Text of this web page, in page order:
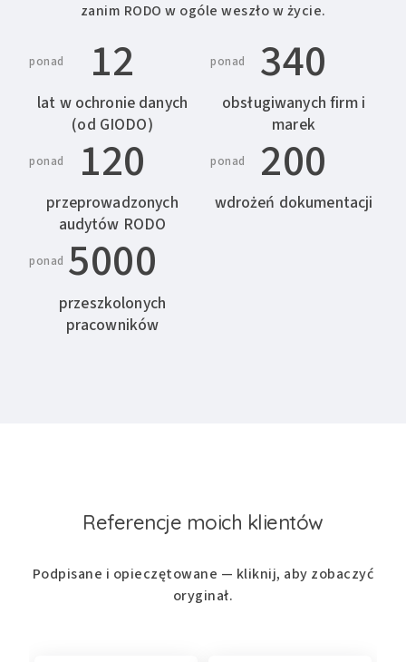
zanim RODO w ogóle weszło w życie.
ponad 12
lat w ochronie danych
(od GIODO)
ponad 340
obsługiwanych firm i
marek
ponad 120
przeprowadzonych
audytów RODO
ponad 200
wdrożeń dokumentacji
ponad 5000
przeszkolonych
pracowników
Referencje moich klientów
Podpisane i opieczętowane — kliknij, aby zobaczyć
oryginał.